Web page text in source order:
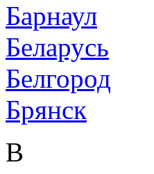
Барнаул
Беларусь
Белгород
Брянск
В